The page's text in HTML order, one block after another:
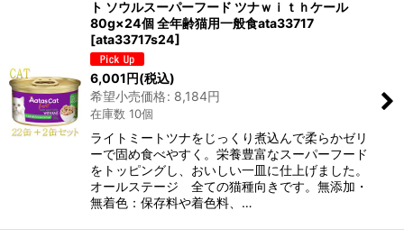
ト ソウルスーパーフード ツナｗｉｔｈケール
80g×24個 全年齢猫用一般食ata33717
[ata33717s24]
6,001円(税込)
希望小売価格: 8,184円
在庫数 10個
ライトミートツナをじっくり煮込んで柔らかゼリ
ーで固め食べやすく。栄養豊富なスーパーフード
をトッピングし、おいしい一皿に仕上げました。
オールステージ 全ての猫種向きです。無添加・
無着色：保存料や着色料、…